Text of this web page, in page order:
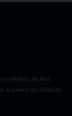
systèmes Active
Essence ou Hybride